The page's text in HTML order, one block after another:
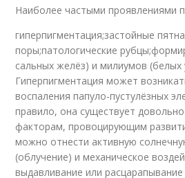
Наиболее частыми проявлениями
гиперпигментация;застойные
поры;патологические
сальных желёз) и милиумов (белых
Гиперпигментация может
воспаления папуло-пустулёзных
правило, она существует
факторам, провоцирующим
можно отнести активную
(облучение) и механическое
выдавливание или